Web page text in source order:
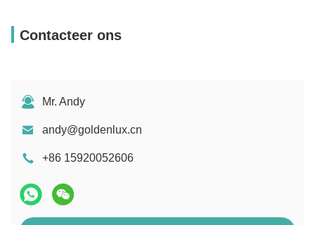
Contacteer ons
Mr. Andy
andy@goldenlux.cn
+86 15920052606